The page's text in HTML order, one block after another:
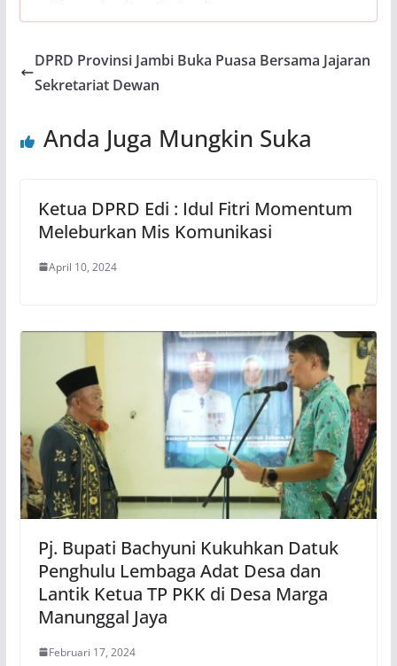
DPRD Provinsi Jambi Buka Puasa Bersama Jajaran
Sekretariat Dewan
Anda Juga Mungkin Suka
Ketua DPRD Edi : Idul Fitri Momentum
Meleburkan Mis Komunikasi
April 10, 2024
Pj. Bupati Bachyuni Kukuhkan Datuk
Penghulu Lembaga Adat Desa dan
Lantik Ketua TP PKK di Desa Marga
Manunggal Jaya
Februari 17, 2024